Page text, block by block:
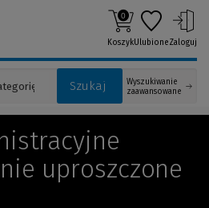
Szukaj
Wyszukiwanie
zaawansowane
0
KoszykUlubioneZaloguj
uproszczone